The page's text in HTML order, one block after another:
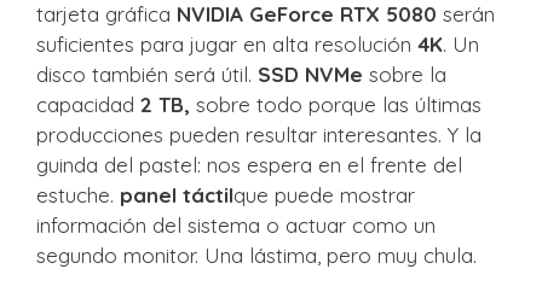
tarjeta gráfica NVIDIA GeForce RTX 5080 serán
suficientes para jugar en alta resolución 4K. Un
disco también será útil. SSD NVMe sobre la
capacidad 2 TB, sobre todo porque las últimas
producciones pueden resultar interesantes. Y la
guinda del pastel: nos espera en el frente del
estuche. panel táctilque puede mostrar
información del sistema o actuar como un
segundo monitor. Una lástima, pero muy chula.